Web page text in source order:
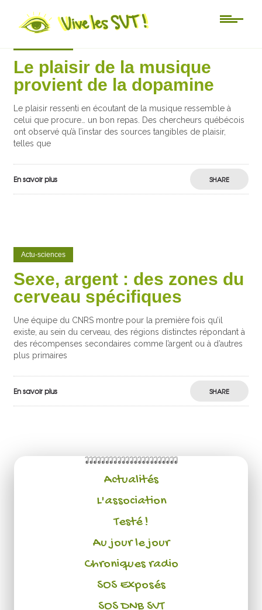
Le plaisir de la musique
provient de la dopamine
Le plaisir ressenti en écoutant de la musique ressemble à
celui que procure… un bon repas. Des chercheurs québécois
ont observé qu’à l’instar des sources tangibles de plaisir,
telles que
En savoir plus SHARE
Actu-sciences
Sexe, argent : des zones du
cerveau spécifiques
Une équipe du CNRS montre pour la première fois qu’il
existe, au sein du cerveau, des régions distinctes répondant à
des récompenses secondaires comme l’argent ou à d’autres
plus primaires
En savoir plus SHARE
Actualités
L'association
Testé !
Au jour le jour
Chroniques radio
SOS Exposés
SOS DNB SVT